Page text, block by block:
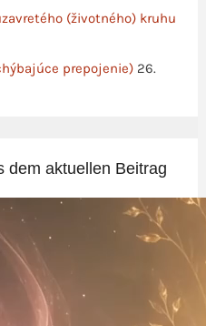
(životného) kruhu
prepojenie) 26.
dem aktuellen Beitrag